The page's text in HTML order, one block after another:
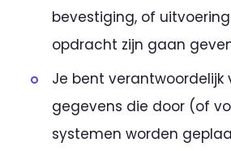
bevestiging, of
opdracht zijn gaan
Je bent verantwoordelijk
gegevens die door (of
systemen worden